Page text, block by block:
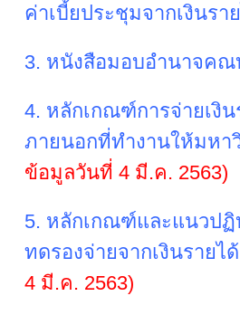
ค่าเบี้ยประชุมจากเงินรา
3. หนังสือมอบอำนาจคณ
4. หลักเกณฑ์การจ่ายเงิ
ภายนอกที่ทำงานให้มหา
ข้อมูลวันที่ 4 มี.ค. 2563)
5. หลักเกณฑ์และแนวปฏิ
ทดรองจ่ายจากเงินรายได้
4 มี.ค. 2563)